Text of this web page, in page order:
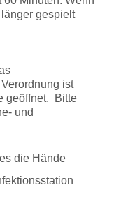
gespielt
ist
geöffnet. Bitte
und
die Hände